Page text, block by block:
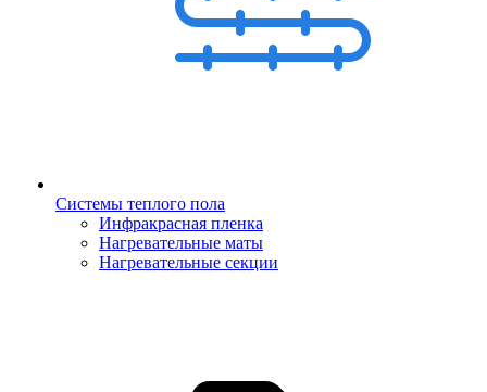
Системы теплого пола
Инфракрасная пленка
Нагревательные маты
Нагревательные секции